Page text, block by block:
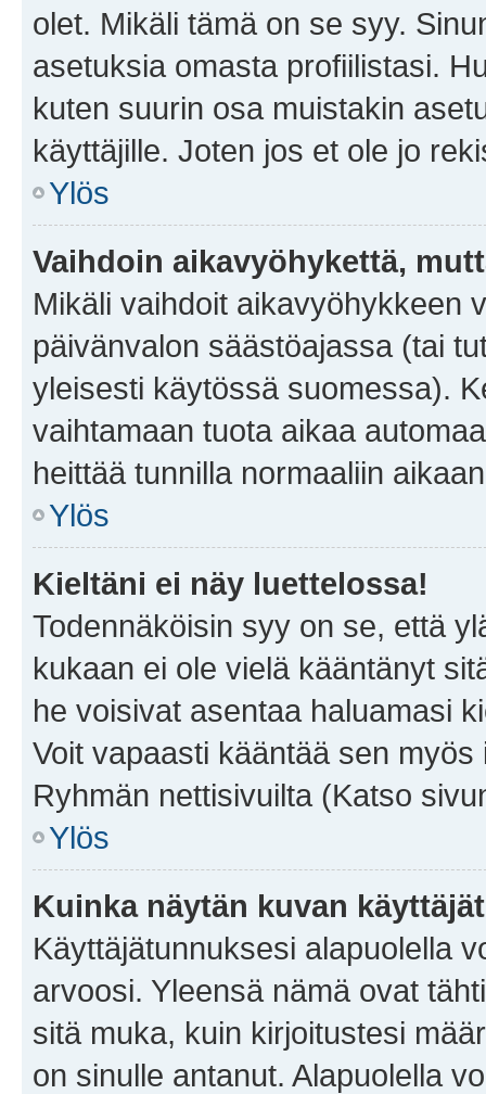
olet. Mikäli tämä on se syy.
asetuksia omasta profiilistasi.
kuten suurin osa muistakin
käyttäjille. Joten jos et ole jo
Ylös
Vaihdoin aikavyöhykettä,
Mikäli vaihdoit aikavyöhykkeen
päivänvalon säästöajassa (tai
yleisesti käytössä suomessa).
vaihtamaan tuota aikaa
heittää tunnilla normaaliin
Ylös
Kieltäni ei näy luettelossa!
Todennäköisin syy on se, että
kukaan ei ole vielä kääntänyt
he voisivat asentaa haluamasi
Voit vapaasti kääntää sen
Ryhmän nettisivuilta (Katso
Ylös
Kuinka näytän kuvan
Käyttäjätunnuksesi alapuolella
arvoosi. Yleensä nämä ovat
sitä muka, kuin kirjoitustesi
on sinulle antanut. Alapuolella